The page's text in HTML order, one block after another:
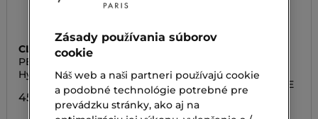
CLINIQUE
PEP-START
Hydratačný očný krém
45,20 €
BIOSHAPELIFT BOUNCE
FIRM MOISTURISER
BLACK PINE 4D
BIOSHAPELIFT BOUNCE
FIRMING MOISTURISER
[NOR-COMB] 40ML
Zásady používania súborov
cookie
Náš web a naši partneri používajú cookie
a podobné technológie potrebné pre
prevádzku stránky, ako aj na